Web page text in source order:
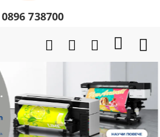
0896 738700